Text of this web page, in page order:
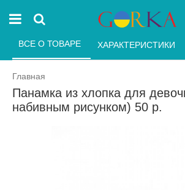
Главная
Панамка из хлопка для
набивным рисунком) 50 р.
ВСЕ О ТОВАРЕ ХАРАКТЕРИСТИКИ